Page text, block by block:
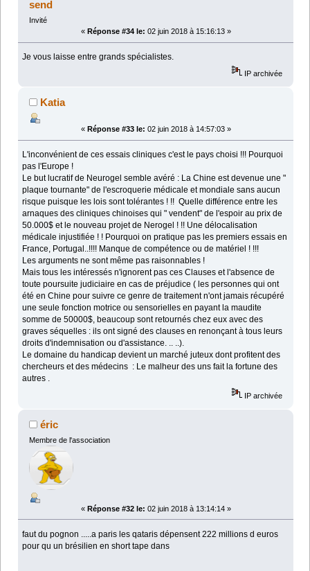
send
Invité
« Réponse #34 le: 02 juin 2018 à 15:16:13 »
Je vous laisse entre grands spécialistes.
IP archivée
Katia
« Réponse #33 le: 02 juin 2018 à 14:57:03 »
L'inconvénient de ces essais cliniques c'est le pays choisi !!! Pourquoi
pas l'Europe !
Le but lucratif de Neurogel semble avéré : La Chine est devenue une "
plaque tournante" de l'escroquerie médicale et mondiale sans aucun
risque puisque les lois sont tolérantes ! !! Quelle différence entre les
arnaques des cliniques chinoises qui " vendent" de l'espoir au prix de
50.000$ et le nouveau projet de Nerogel ! !! Une délocalisation
médicale injustifiée ! ! Pourquoi on pratique pas les premiers essais en
France, Portugal..!!!! Manque de compétence ou de matériel ! !!!
Les arguments ne sont même pas raisonnables !
Mais tous les intéressés n'ignorent pas ces Clauses et l'absence de
toute poursuite judiciaire en cas de préjudice ( les personnes qui ont
été en Chine pour suivre ce genre de traitement n'ont jamais récupéré
une seule fonction motrice ou sensorielles en payant la maudite
somme de 50000$, beaucoup sont retournés chez eux avec des
graves séquelles : ils ont signé des clauses en renonçant à tous leurs
droits d'indemnisation ou d'assistance. .. ..).
Le domaine du handicap devient un marché juteux dont profitent des
chercheurs et des médecins : Le malheur des uns fait la fortune des
autres .
IP archivée
éric
Membre de l'association
« Réponse #32 le: 02 juin 2018 à 13:14:14 »
faut du pognon .....a paris les qataris dépensent 222 millions d euros
pour qu un brésilien en short tape dans